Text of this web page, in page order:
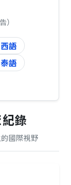
）
語
語
錄
國際視野